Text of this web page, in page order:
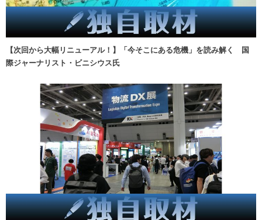
【次回から大幅リニューアル！】「今そこにある危機」を読み解く 国
際ジャーナリスト・ビニシウス氏